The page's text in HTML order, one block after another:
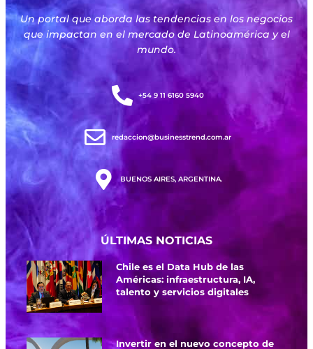
Un portal que aborda las tendencias en los negocios
que impactan en el mercado de Latinoamérica y el
mundo.
+54 9 11 6160 5940
redaccion@businesstrend.com.ar
BUENOS AIRES, ARGENTINA.
ÚLTIMAS NOTICIAS
Chile es el Data Hub de las
Américas: infraestructura, IA,
talento y servicios digitales
Invertir en el nuevo concepto de